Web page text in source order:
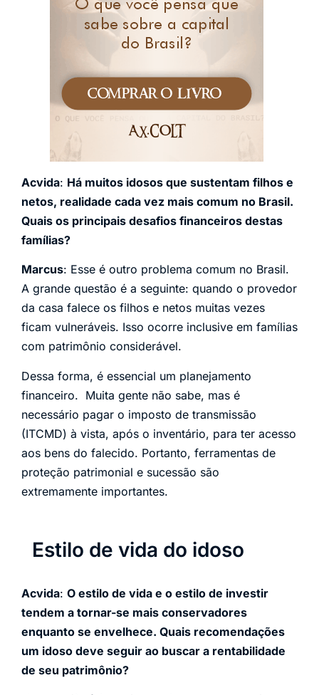
Acvida: Há muitos idosos que sustentam filhos e
netos, realidade cada vez mais comum no Brasil.
Quais os principais desafios financeiros destas
famílias?
Marcus: Esse é outro problema comum no Brasil.
A grande questão é a seguinte: quando o provedor
da casa falece os filhos e netos muitas vezes
ficam vulneráveis. Isso ocorre inclusive em famílias
com patrimônio considerável.
Dessa forma, é essencial um planejamento
financeiro. Muita gente não sabe, mas é
necessário pagar o imposto de transmissão
(ITCMD) à vista, após o inventário, para ter acesso
aos bens do falecido. Portanto, ferramentas de
proteção patrimonial e sucessão são
extremamente importantes.
Estilo de vida do idoso
Acvida: O estilo de vida e o estilo de investir
tendem a tornar-se mais conservadores
enquanto se envelhece. Quais recomendações
um idoso deve seguir ao buscar a rentabilidade
de seu patrimônio?